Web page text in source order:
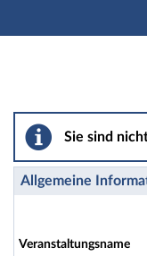
sonstige: BA
Sie sind
Allgemeine
Veranstaltungsname